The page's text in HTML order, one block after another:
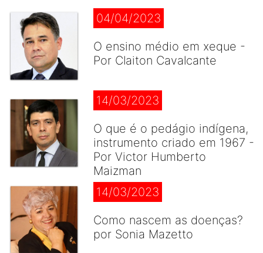
04/04/2023
O ensino médio em xeque -
Por Claiton Cavalcante
14/03/2023
O que é o pedágio indígena,
instrumento criado em 1967 -
Por Victor Humberto
Maizman
14/03/2023
Como nascem as doenças?
por Sonia Mazetto